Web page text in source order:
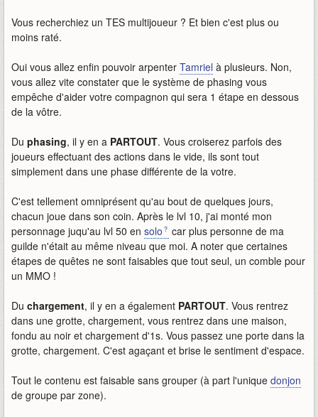
Vous recherchiez un TES multijoueur ? Et bien c'est plus ou
moins raté.
Oui vous allez enfin pouvoir arpenter Tamriel à plusieurs. Non,
vous allez vite constater que le système de phasing vous
empêche d'aider votre compagnon qui sera 1 étape en dessous
de la vôtre.
Du phasing, il y en a PARTOUT. Vous croiserez parfois des
joueurs effectuant des actions dans le vide, ils sont tout
simplement dans une phase différente de la votre.
C'est tellement omniprésent qu'au bout de quelques jours,
chacun joue dans son coin. Après le lvl 10, j'ai monté mon
personnage juqu'au lvl 50 en solo
car plus personne de ma
guilde n'était au même niveau que moi. A noter que certaines
étapes de quêtes ne sont faisables que tout seul, un comble pour
un MMO !
Du chargement, il y en a également PARTOUT. Vous rentrez
dans une grotte, chargement, vous rentrez dans une maison,
fondu au noir et chargement d'1s. Vous passez une porte dans la
grotte, chargement. C'est agaçant et brise le sentiment d'espace.
Tout le contenu est faisable sans grouper (à part l'unique donjon
de groupe par zone).